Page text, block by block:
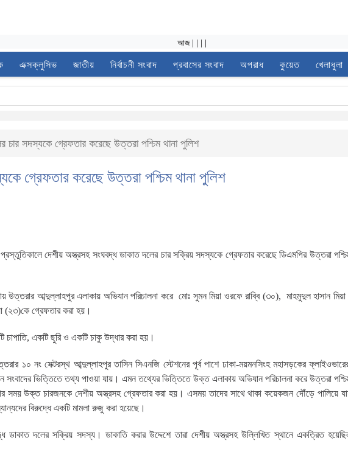
আজ
এক্সক্লুসিভ জাতীয় নির্বাচনী সংবাদ প্রবাসের সংবাদ অপরাধ কুয়েত খেলাধুলা
চার সদস্যকে গ্রেফতার করেছে উত্তরা পশ্চিম থানা পুলিশ
গ্রেফতার করেছে উত্তরা পশ্চিম থানা পুলিশ
দেশীয় অস্ত্রসহ সংঘবদ্ধ ডাকাত দলের চার সক্রিয় সদস্যকে গ্রেফতার করেছে ডিএমপির উত্তরা
উত্তরার আব্দুল্লাহপুর এলাকায় অভিযান পরিচালনা করে মোঃ সুমন মিয়া ওরফে রাব্বি (৩০), মাহমুদুল হাসান
(২৩)কে গ্রেফতার করা হয়।
একটি ছুরি ও একটি চাকু উদ্ধার করা হয়।
১০ নং সেক্টরস্থ আব্দুল্লাহপুর তাসিন সিএনজি স্টেশনের পূর্ব পাশে ঢাকা-ময়মনসিংহ মহাসড়কের
সংবাদের ভিত্তিতে তথ্য পাওয়া যায়। এমন তথ্যের ভিত্তিতে উক্ত এলাকায় অভিযান পরিচালনা করে উত্তরা
সময় উক্ত চারজনকে দেশীয় অস্ত্রসহ গ্রেফতার করা হয়। এসময় তাদের সাথে থাকা কয়েকজন দৌঁড়ে পালিয়ে
বিরুদ্ধে একটি মামলা রুজু করা হয়েছে।
ডাকাত দলের সক্রিয় সদস্য। ডাকাতি করার উদ্দেশে তারা দেশীয় অস্ত্রসহ উল্লিখিত স্থানে একত্রিত